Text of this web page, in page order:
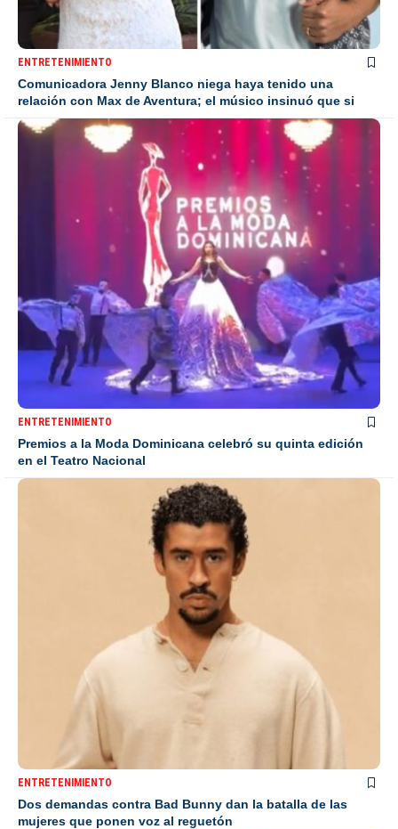
ENTRETENIMIENTO
Comunicadora Jenny Blanco niega haya tenido una
relación con Max de Aventura; el músico insinuó que si
ENTRETENIMIENTO
Premios a la Moda Dominicana celebró su quinta edición
en el Teatro Nacional
ENTRETENIMIENTO
Dos demandas contra Bad Bunny dan la batalla de las
mujeres que ponen voz al reguetón